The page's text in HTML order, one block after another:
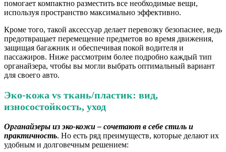
помогает компактно разместить все необходимые вещи,
используя пространство максимально эффективно.
Кроме того, такой аксессуар делает перевозку безопаснее, ведь
предотвращает перемещение предметов во время движения,
защищая багажник и обеспечивая покой водителя и
пассажиров. Ниже рассмотрим более подробно каждый тип
органайзера, чтобы вы могли выбрать оптимальный вариант
для своего авто.
Эко-кожа vs ткань/пластик: вид,
износостойкость, уход
Органайзеры из эко-кожи – сочетают в себе стиль и
практичность. Но есть ряд преимуществ, которые делают их
удобным и долговечным решением: